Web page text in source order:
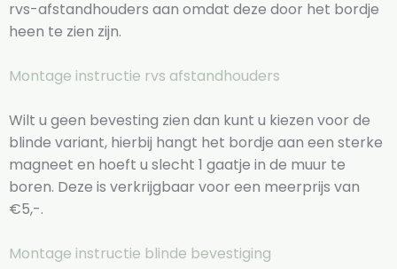
rvs-afstandhouders aan omdat deze door het bordje
heen te zien zijn.
Montage instructie rvs afstandhouders
Wilt u geen bevesting zien dan kunt u kiezen voor de
blinde variant, hierbij hangt het bordje aan een sterke
magneet en hoeft u slecht 1 gaatje in de muur te
boren. Deze is verkrijgbaar voor een meerprijs van
€5,-.
Montage instructie blinde bevestiging